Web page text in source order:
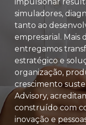
impulsionar
simuladores,
tanto ao
empresarial. Mais
entregamos
estratégico e
organização,
crescimento
Advisory,
construído com
inovação e